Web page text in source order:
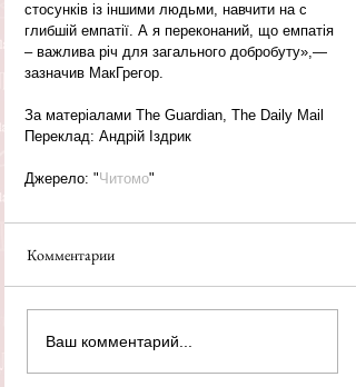
стосунків із іншими людьми, навчити на с
глибшій емпатії. А я переконаний, що емпатія
– важлива річ для загального добробуту»,—
зазначив МакГрегор.
За матеріалами The Guardian, The Daily Mail
Переклад: Андрій Іздрик
Джерело: "Читомо"
Комментарии
Ваш комментарий...